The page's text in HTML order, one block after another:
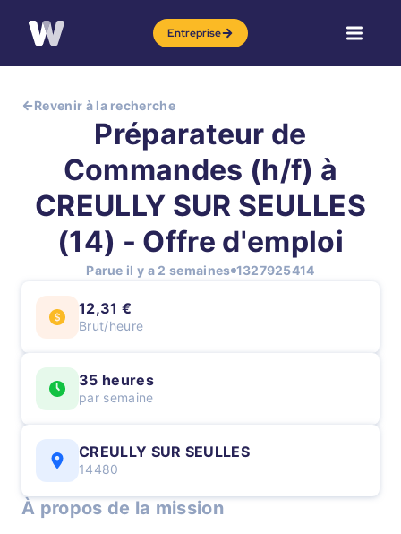
Entreprise
Revenir à la recherche
Préparateur de
Commandes (h/f) à
CREULLY SUR SEULLES
(14) - Offre d'emploi
Parue il y a 2 semaines 1327925414
12,31 €
Brut/heure
35 heures
par semaine
CREULLY SUR SEULLES
14480
À propos de la mission